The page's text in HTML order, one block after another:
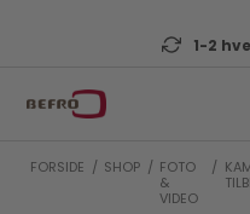
1-2
FORSIDE / SHOP / FOTO
&
VIDEO
/